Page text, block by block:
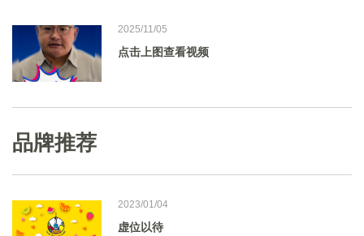
2025/11/05
点击上图查看视频
品牌推荐
2023/01/04
虚位以待